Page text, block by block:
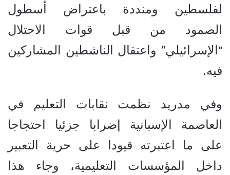
لفلسطين ومنددة باعتراض أسطول
الصمود من قبل قوات الاحتلال
“الإسرائيلي” واعتقال الناشطين المشاركين
فيه.
وفي مدريد نظمت نقابات التعليم في
العاصمة الإسبانية إضرابا جزئيا احتجاجا
على ما اعتبرته قيودا على حرية التعبير
داخل المؤسسات التعليمية، وجاء هذا